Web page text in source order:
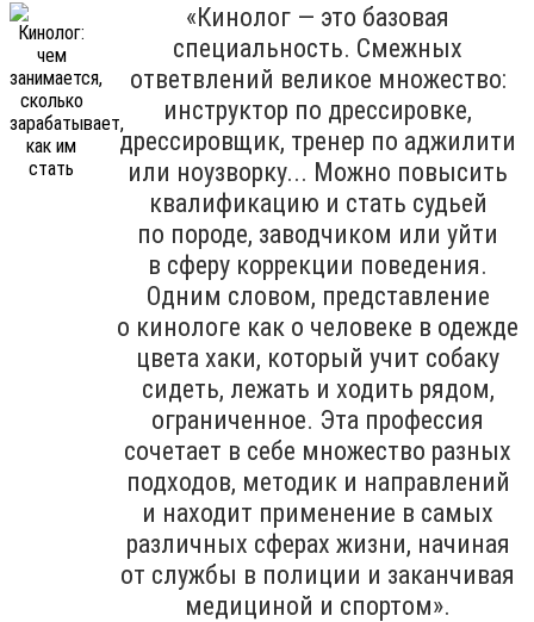
«Кинолог — это базовая
специальность. Смежных
ответвлений великое множество:
инструктор по дрессировке,
дрессировщик, тренер по аджилити
или ноузворку... Можно повысить
квалификацию и стать судьей
по породе, заводчиком или уйти
в сферу коррекции поведения.
Одним словом, представление
о кинологе как о человеке в одежде
цвета хаки, который учит собаку
сидеть, лежать и ходить рядом,
ограниченное. Эта профессия
сочетает в себе множество разных
подходов, методик и направлений
и находит применение в самых
различных сферах жизни, начиная
от службы в полиции и заканчивая
медициной и спортом».